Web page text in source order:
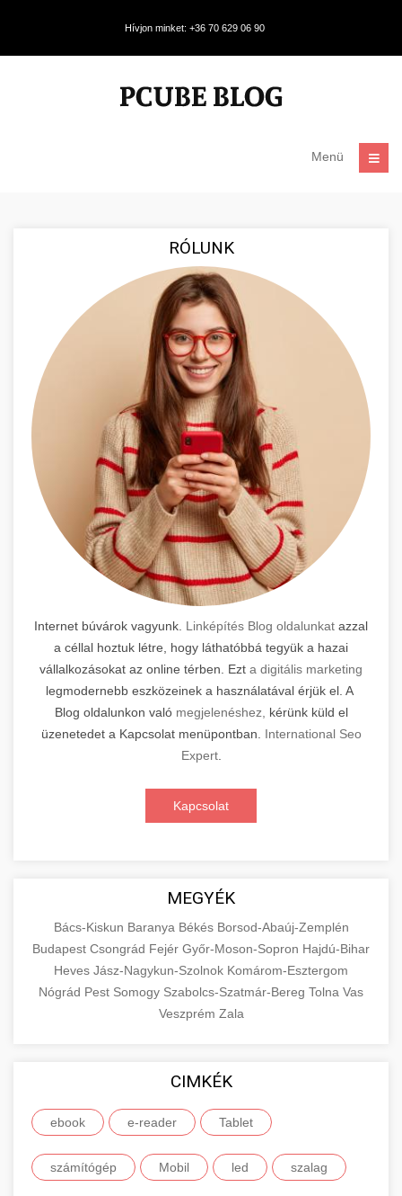
Hívjon minket: +36 70 629 06 90
Menü
RÓLUNK
Internet búvárok vagyunk. Linképítés Blog oldalunkat azzal
a céllal hoztuk létre, hogy láthatóbbá tegyük a hazai
vállalkozásokat az online térben. Ezt a digitális marketing
legmodernebb eszközeinek a használatával érjük el. A
Blog oldalunkon való megjelenéshez,
kérünk küld el
üzenetedet a Kapcsolat menüpontban. International Seo
Expert.
Kapcsolat
MEGYÉK
Bács-Kiskun Baranya Békés Borsod-Abaúj-Zemplén
Budapest Csongrád Fejér Győr-Moson-Sopron Hajdú-Bihar
Heves Jász-Nagykun-Szolnok Komárom-Esztergom
Nógrád Pest Somogy Szabolcs-Szatmár-Bereg Tolna Vas
Veszprém Zala
CIMKÉK
ebook e-reader Tablet
számítógép Mobil led szalag